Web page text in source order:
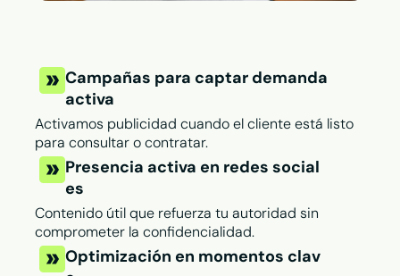
Campañas para captar demanda
activa
Activamos publicidad cuando el cliente está listo
para consultar o contratar.
Presencia activa en redes social
es
Contenido útil que refuerza tu autoridad sin
comprometer la confidencialidad.
Optimización en momentos clav